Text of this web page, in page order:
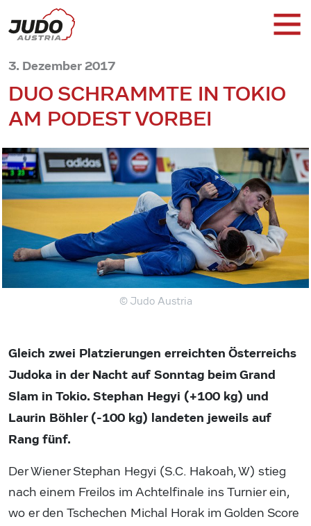
3. Dezember 2017
DUO SCHRAMMTE IN TOKIO
AM PODEST VORBEI
© Judo Austria
Gleich zwei Platzierungen erreichten Österreichs
Judoka in der Nacht auf Sonntag beim Grand
Slam in Tokio. Stephan Hegyi (+100 kg) und
Laurin Böhler (-100 kg) landeten jeweils auf
Rang fünf.
Der Wiener Stephan Hegyi (S.C. Hakoah, W) stieg
nach einem Freilos im Achtelfinale ins Turnier ein,
wo er den Tschechen Michal Horak im Golden Score